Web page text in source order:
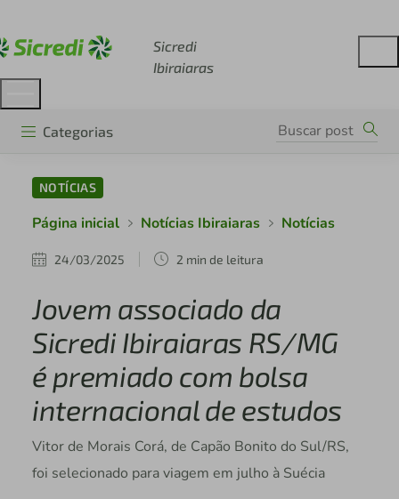
Sicredi
Ibiraiaras
Categorias
NOTÍCIAS
Página inicial Notícias Ibiraiaras Notícias
24/03/2025 2 min de leitura
Jovem associado da
Sicredi Ibiraiaras RS/MG
é premiado com bolsa
internacional de estudos
Vitor de Morais Corá, de Capão Bonito do Sul/RS,
foi selecionado para viagem em julho à Suécia